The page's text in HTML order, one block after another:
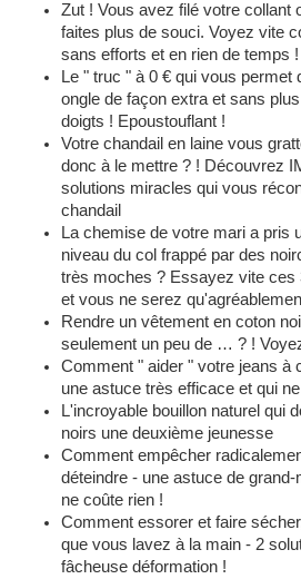
Zut ! Vous avez filé votre collant
faites plus de souci. Voyez vite
sans efforts et en rien de temps !
Le " truc " à 0 € qui vous permet
ongle de façon extra et sans
doigts ! Epoustouflant !
Votre chandail en laine vous
donc à le mettre ? ! Découvrez
solutions miracles qui vous
chandail
La chemise de votre mari a pris
niveau du col frappé par des
très moches ? Essayez vite ces
et vous ne serez
Rendre un vêtement en coton
seulement un peu de … ? !
Comment " aider " votre jeans à
une astuce très efficace et qui
L'incroyable bouillon naturel qui
noirs une deuxième jeunesse
Comment empêcher
déteindre - une astuce de
ne coûte rien !
Comment essorer et faire
que vous lavez à la main - 2
fâcheuse déformation !